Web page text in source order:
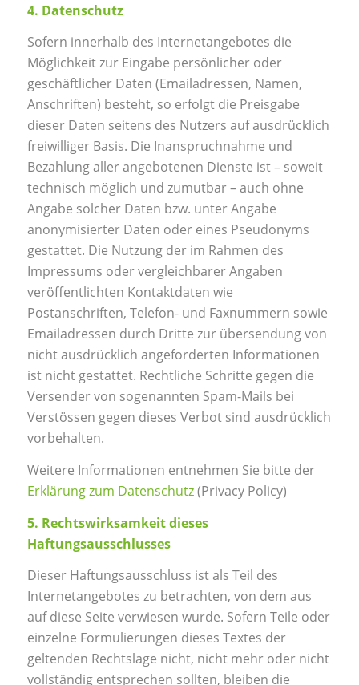
4. Datenschutz
Sofern innerhalb des Internetangebotes die
Möglichkeit zur Eingabe persönlicher oder
geschäftlicher Daten (Emailadressen, Namen,
Anschriften) besteht, so erfolgt die Preisgabe
dieser Daten seitens des Nutzers auf ausdrücklich
freiwilliger Basis. Die Inanspruchnahme und
Bezahlung aller angebotenen Dienste ist – soweit
technisch möglich und zumutbar – auch ohne
Angabe solcher Daten bzw. unter Angabe
anonymisierter Daten oder eines Pseudonyms
gestattet. Die Nutzung der im Rahmen des
Impressums oder vergleichbarer Angaben
veröffentlichten Kontaktdaten wie
Postanschriften, Telefon- und Faxnummern sowie
Emailadressen durch Dritte zur übersendung von
nicht ausdrücklich angeforderten Informationen
ist nicht gestattet. Rechtliche Schritte gegen die
Versender von sogenannten Spam-Mails bei
Verstössen gegen dieses Verbot sind ausdrücklich
vorbehalten.
Weitere Informationen entnehmen Sie bitte der
Erklärung zum Datenschutz(Privacy Policy)
5. Rechtswirksamkeit dieses
Haftungsausschlusses
Dieser Haftungsausschluss ist als Teil des
Internetangebotes zu betrachten, von dem aus
auf diese Seite verwiesen wurde. Sofern Teile oder
einzelne Formulierungen dieses Textes der
geltenden Rechtslage nicht, nicht mehr oder nicht
vollständig entsprechen sollten, bleiben die